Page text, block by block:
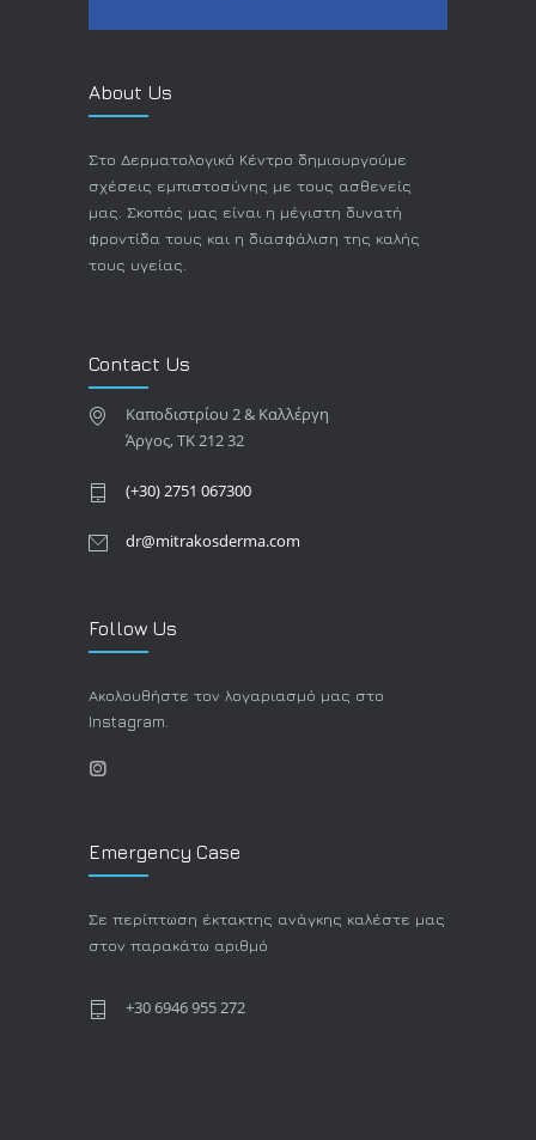
About Us
Στο Δερματολογικό Κέντρο δημιουργούμε
σχέσεις εμπιστοσύνης με τους ασθενείς
μας. Σκοπός μας είναι η μέγιστη δυνατή
φροντίδα τους και η διασφάλιση της καλής
τους υγείας.
Contact Us
Καποδιστρίου 2 & Καλλέργη
Άργος, TK 212 32
(+30) 2751 067300
dr@mitrakosderma.com
Follow Us
Ακολουθήστε τον λογαριασμό μας στο
Instagram.
Emergency Case
Σε περίπτωση έκτακτης ανάγκης καλέστε μας
στον παρακάτω αριθμό
+30 6946 955 272